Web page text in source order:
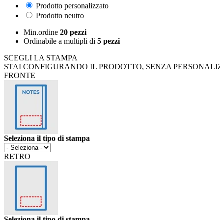
Prodotto personalizzato
Prodotto neutro
Min.ordine 20 pezzi
Ordinabile a multipli di 5 pezzi
SCEGLI LA STAMPA
STAI CONFIGURANDO IL PRODOTTO, SENZA
FRONTE
Seleziona il tipo di stampa
RETRO